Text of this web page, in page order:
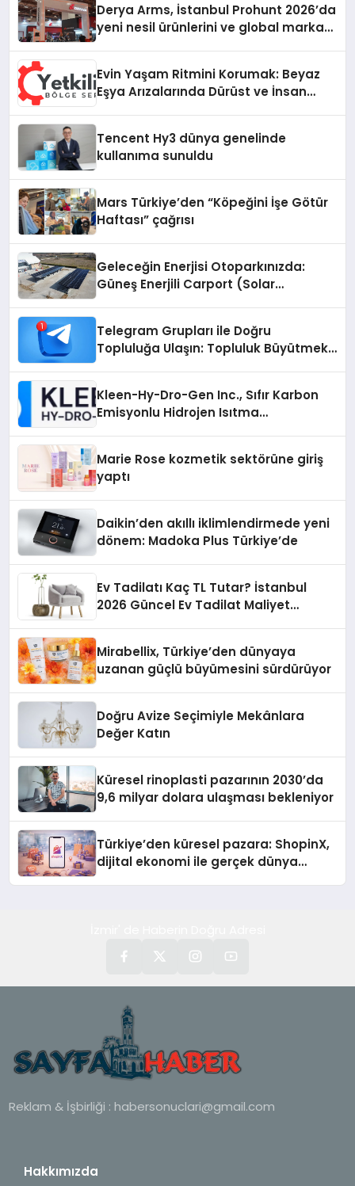
Derya Arms, İstanbul Prohunt 2026’da
yeni nesil ürünlerini ve global marka
Evin Yaşam Ritmini Korumak: Beyaz
Eşya Arızalarında Dürüst ve İnsan
Tencent Hy3 dünya genelinde
kullanıma sunuldu
Mars Türkiye’den “Köpeğini İşe Götür
Haftası” çağrısı
Geleceğin Enerjisi Otoparkınızda:
Güneş Enerjili Carport (Solar
Telegram Grupları ile Doğru
Topluluğa Ulaşın: Topluluk Büyütmek
Kleen-Hy-Dro-Gen Inc., Sıfır Karbon
Emisyonlu Hidrojen Isıtma
Marie Rose kozmetik sektörüne giriş
yaptı
Daikin’den akıllı iklimlendirmede yeni
dönem: Madoka Plus Türkiye’de
Ev Tadilatı Kaç TL Tutar? İstanbul
2026 Güncel Ev Tadilat Maliyet
Mirabellix, Türkiye’den dünyaya
uzanan güçlü büyümesini sürdürüyor
Doğru Avize Seçimiyle Mekânlara
Değer Katın
Küresel rinoplasti pazarının 2030’da
9,6 milyar dolara ulaşması bekleniyor
Türkiye’den küresel pazara: ShopinX,
dijital ekonomi ile gerçek dünya
Reklam & İşbirliği : habersonuclari@gmail.com
Hakkımızda